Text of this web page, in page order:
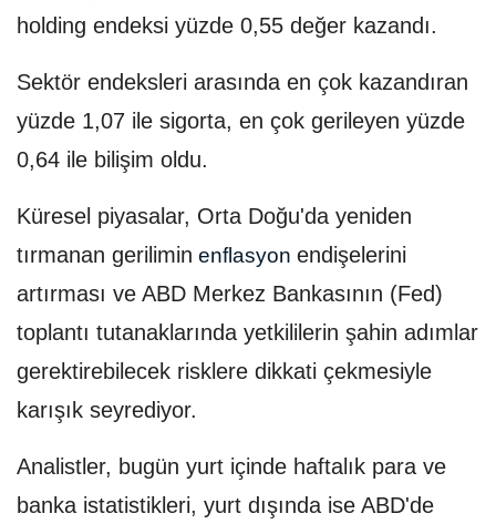
holding endeksi yüzde 0,55 değer kazandı.
Sektör endeksleri arasında en çok kazandıran
yüzde 1,07 ile sigorta, en çok gerileyen yüzde
0,64 ile bilişim oldu.
Küresel piyasalar, Orta Doğu'da yeniden
tırmanan gerilimin enflasyon endişelerini
artırması ve ABD Merkez Bankasının (Fed)
toplantı tutanaklarında yetkililerin şahin adımlar
gerektirebilecek risklere dikkati çekmesiyle
karışık seyrediyor.
Analistler, bugün yurt içinde haftalık para ve
banka istatistikleri, yurt dışında ise ABD'de